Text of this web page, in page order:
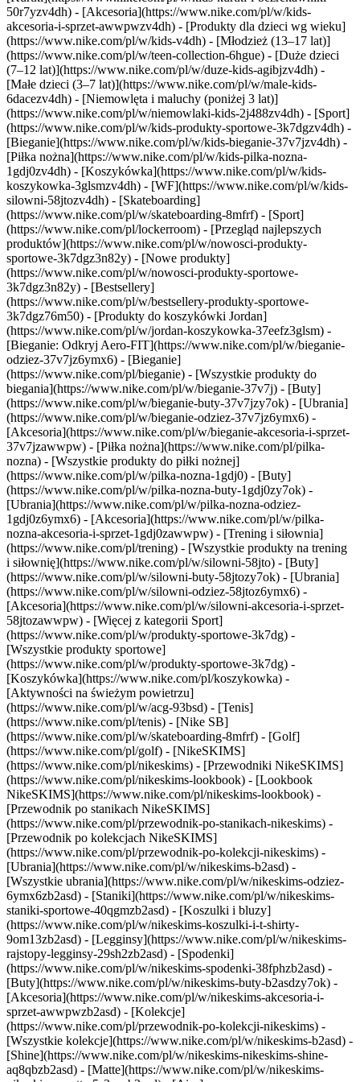
50r7yzv4dh) - [Akcesoria](https://www.nike.com/pl/w/kids-
akcesoria-i-sprzet-awwpwzv4dh) - [Produkty dla dzieci wg wieku]
(https://www.nike.com/pl/w/kids-v4dh) - [Młodzież (13–17 lat)]
(https://www.nike.com/pl/w/teen-collection-6hgue) - [Duże dzieci
(7–12 lat)](https://www.nike.com/pl/w/duze-kids-agibjzv4dh) -
[Małe dzieci (3–7 lat)](https://www.nike.com/pl/w/male-kids-
6dacezv4dh) - [Niemowlęta i maluchy (poniżej 3 lat)]
(https://www.nike.com/pl/w/niemowlaki-kids-2j488zv4dh) - [Sport]
(https://www.nike.com/pl/w/kids-produkty-sportowe-3k7dgzv4dh) -
[Bieganie](https://www.nike.com/pl/w/kids-bieganie-37v7jzv4dh) -
[Piłka nożna](https://www.nike.com/pl/w/kids-pilka-nozna-
1gdj0zv4dh) - [Koszykówka](https://www.nike.com/pl/w/kids-
koszykowka-3glsmzv4dh) - [WF](https://www.nike.com/pl/w/kids-
silowni-58jtozv4dh) - [Skateboarding]
(https://www.nike.com/pl/w/skateboarding-8mfrf) - [Sport]
(https://www.nike.com/pl/lockerroom) - [Przegląd najlepszych
produktów](https://www.nike.com/pl/w/nowosci-produkty-
sportowe-3k7dgz3n82y) - [Nowe produkty]
(https://www.nike.com/pl/w/nowosci-produkty-sportowe-
3k7dgz3n82y) - [Bestsellery]
(https://www.nike.com/pl/w/bestsellery-produkty-sportowe-
3k7dgz76m50) - [Produkty do koszykówki Jordan]
(https://www.nike.com/pl/w/jordan-koszykowka-37eefz3glsm) -
[Bieganie: Odkryj Aero-FIT](https://www.nike.com/pl/w/bieganie-
odziez-37v7jz6ymx6) - [Bieganie]
(https://www.nike.com/pl/bieganie) - [Wszystkie produkty do
biegania](https://www.nike.com/pl/w/bieganie-37v7j) - [Buty]
(https://www.nike.com/pl/w/bieganie-buty-37v7jzy7ok) - [Ubrania]
(https://www.nike.com/pl/w/bieganie-odziez-37v7jz6ymx6) -
[Akcesoria](https://www.nike.com/pl/w/bieganie-akcesoria-i-sprzet-
37v7jzawwpw) - [Piłka nożna](https://www.nike.com/pl/pilka-
nozna) - [Wszystkie produkty do piłki nożnej]
(https://www.nike.com/pl/w/pilka-nozna-1gdj0) - [Buty]
(https://www.nike.com/pl/w/pilka-nozna-buty-1gdj0zy7ok) -
[Ubrania](https://www.nike.com/pl/w/pilka-nozna-odziez-
1gdj0z6ymx6) - [Akcesoria](https://www.nike.com/pl/w/pilka-
nozna-akcesoria-i-sprzet-1gdj0zawwpw) - [Trening i siłownia]
(https://www.nike.com/pl/trening) - [Wszystkie produkty na trening
i siłownię](https://www.nike.com/pl/w/silowni-58jto) - [Buty]
(https://www.nike.com/pl/w/silowni-buty-58jtozy7ok) - [Ubrania]
(https://www.nike.com/pl/w/silowni-odziez-58jtoz6ymx6) -
[Akcesoria](https://www.nike.com/pl/w/silowni-akcesoria-i-sprzet-
58jtozawwpw) - [Więcej z kategorii Sport]
(https://www.nike.com/pl/w/produkty-sportowe-3k7dg) -
[Wszystkie produkty sportowe]
(https://www.nike.com/pl/w/produkty-sportowe-3k7dg) -
[Koszykówka](https://www.nike.com/pl/koszykowka) -
[Aktywności na świeżym powietrzu]
(https://www.nike.com/pl/w/acg-93bsd) - [Tenis]
(https://www.nike.com/pl/tenis) - [Nike SB]
(https://www.nike.com/pl/w/skateboarding-8mfrf) - [Golf]
(https://www.nike.com/pl/golf) - [NikeSKIMS]
(https://www.nike.com/pl/nikeskims) - [Przewodniki NikeSKIMS]
(https://www.nike.com/pl/nikeskims-lookbook) - [Lookbook
NikeSKIMS](https://www.nike.com/pl/nikeskims-lookbook) -
[Przewodnik po stanikach NikeSKIMS]
(https://www.nike.com/pl/przewodnik-po-stanikach-nikeskims) -
[Przewodnik po kolekcjach NikeSKIMS]
(https://www.nike.com/pl/przewodnik-po-kolekcji-nikeskims) -
[Ubrania](https://www.nike.com/pl/w/nikeskims-b2asd) -
[Wszystkie ubrania](https://www.nike.com/pl/w/nikeskims-odziez-
6ymx6zb2asd) - [Staniki](https://www.nike.com/pl/w/nikeskims-
staniki-sportowe-40qgmzb2asd) - [Koszulki i bluzy]
(https://www.nike.com/pl/w/nikeskims-koszulki-i-t-shirty-
9om13zb2asd) - [Legginsy](https://www.nike.com/pl/w/nikeskims-
rajstopy-legginsy-29sh2zb2asd) - [Spodenki]
(https://www.nike.com/pl/w/nikeskims-spodenki-38fphzb2asd) -
[Buty](https://www.nike.com/pl/w/nikeskims-buty-b2asdzy7ok) -
[Akcesoria](https://www.nike.com/pl/w/nikeskims-akcesoria-i-
sprzet-awwpwzb2asd) - [Kolekcje]
(https://www.nike.com/pl/przewodnik-po-kolekcji-nikeskims) -
[Wszystkie kolekcje](https://www.nike.com/pl/w/nikeskims-b2asd) -
[Shine](https://www.nike.com/pl/w/nikeskims-nikeskims-shine-
aq8qbzb2asd) - [Matte](https://www.nike.com/pl/w/nikeskims-